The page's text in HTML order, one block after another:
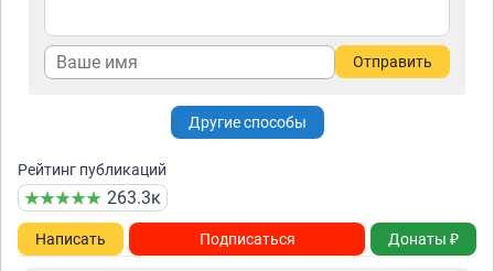
Отправить
Другие способы
Рейтинг публикаций
263.3к
Написать Подписаться Донаты ₽